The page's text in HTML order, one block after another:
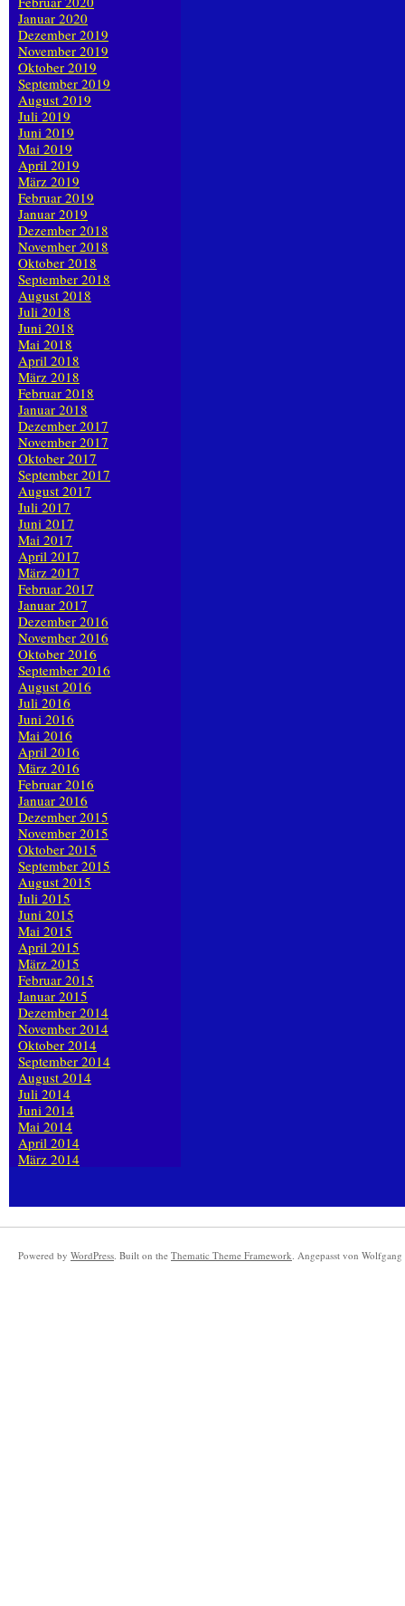
Januar 2020
Dezember 2019
November 2019
Oktober 2019
September 2019
August 2019
Juli 2019
Juni 2019
Mai 2019
April 2019
März 2019
Februar 2019
Januar 2019
Dezember 2018
November 2018
Oktober 2018
September 2018
August 2018
Juli 2018
Juni 2018
Mai 2018
April 2018
März 2018
Februar 2018
Januar 2018
Dezember 2017
November 2017
Oktober 2017
September 2017
August 2017
Juli 2017
Juni 2017
Mai 2017
April 2017
März 2017
Februar 2017
Januar 2017
Dezember 2016
November 2016
Oktober 2016
September 2016
August 2016
Juli 2016
Juni 2016
Mai 2016
April 2016
März 2016
Februar 2016
Januar 2016
Dezember 2015
November 2015
Oktober 2015
September 2015
August 2015
Juli 2015
Juni 2015
Mai 2015
April 2015
März 2015
Februar 2015
Januar 2015
Dezember 2014
November 2014
Oktober 2014
September 2014
August 2014
Juli 2014
Juni 2014
Mai 2014
April 2014
März 2014
Powered by WordPress. Built on the Thematic Theme Framework. Angepasst von